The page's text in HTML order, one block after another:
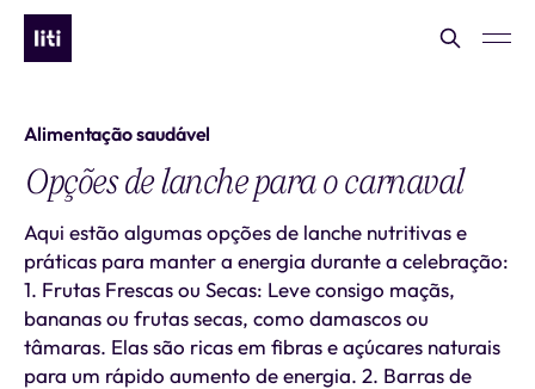
Alimentação saudável
Opções de lanche para o carnaval
Aqui estão algumas opções de lanche nutritivas e
práticas para manter a energia durante a celebração:
1. Frutas Frescas ou Secas: Leve consigo maçãs,
bananas ou frutas secas, como damascos ou
tâmaras. Elas são ricas em fibras e açúcares naturais
para um rápido aumento de energia. 2. Barras de